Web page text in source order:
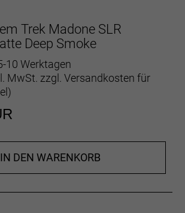
Trek Madone SLR
Deep Smoke
10 Werktagen
MwSt. zzgl. Versandkosten für
)
IN DEN WARENKORB